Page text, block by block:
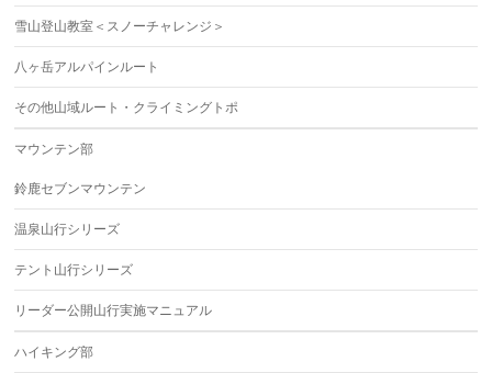
雪山登山教室＜スノーチャレンジ＞
八ヶ岳アルパインルート
その他山域ルート・クライミングトポ
マウンテン部
鈴鹿セブンマウンテン
温泉山行シリーズ
テント山行シリーズ
リーダー公開山行実施マニュアル
ハイキング部